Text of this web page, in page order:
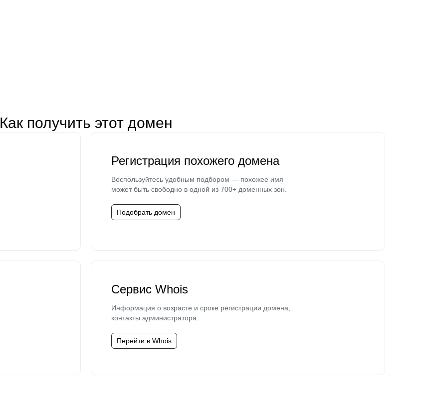
Как получить этот домен
Регистрация похожего домена
Воспользуйтесь удобным подбором — похожее имя
может быть свободно в одной из 700+ доменных зон.
Подобрать домен
Сервис Whois
Информация о возрасте и сроке регистрации домена,
контакты администратора.
Перейти в Whois